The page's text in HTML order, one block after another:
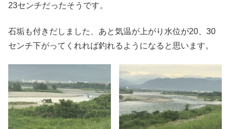
23センチだったそうです。
石垢も付きだしました、あと気温が上がり水位が20、30
センチ下がってくれれば釣れるようになると思います。